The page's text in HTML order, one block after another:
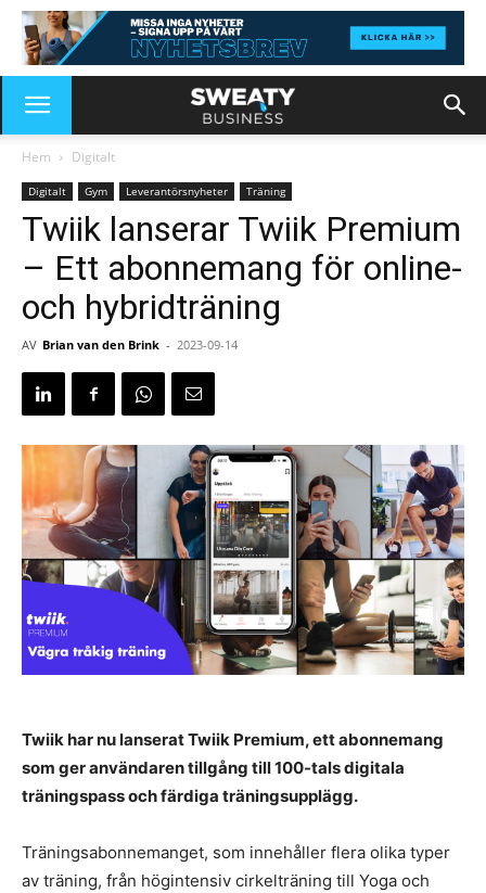
Hem Digitalt
Digitalt Gym Leverantörsnyheter Träning
Twiik lanserar Twiik Premium
– Ett abonnemang för online-
och hybridträning
AV Brian van den Brink - 2023-09-14
Twiik har nu lanserat Twiik Premium, ett abonnemang
som ger användaren tillgång till 100-tals digitala
träningspass och färdiga träningsupplägg.
Träningsabonnemanget, som innehåller flera olika typer
av träning, från högintensiv cirkelträning till Yoga och